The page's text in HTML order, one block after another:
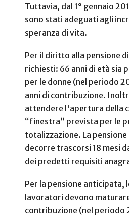
Tuttavia, dal 1° gennaio
sono stati adeguati agli
speranza di vita.
Per il diritto alla pensione
richiesti: 66 anni di età sia
per le donne (nel periodo
anni di contribuzione.
attendere l'apertura della
“finestra” prevista per le
totalizzazione. La pensione
decorre trascorsi 18 mesi
dei predetti requisiti
Per la pensione anticipata,
lavoratori devono
contribuzione (nel